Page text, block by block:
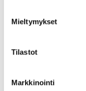
Mieltymykset
Tilastot
Markkinointi
Köp &
Andra